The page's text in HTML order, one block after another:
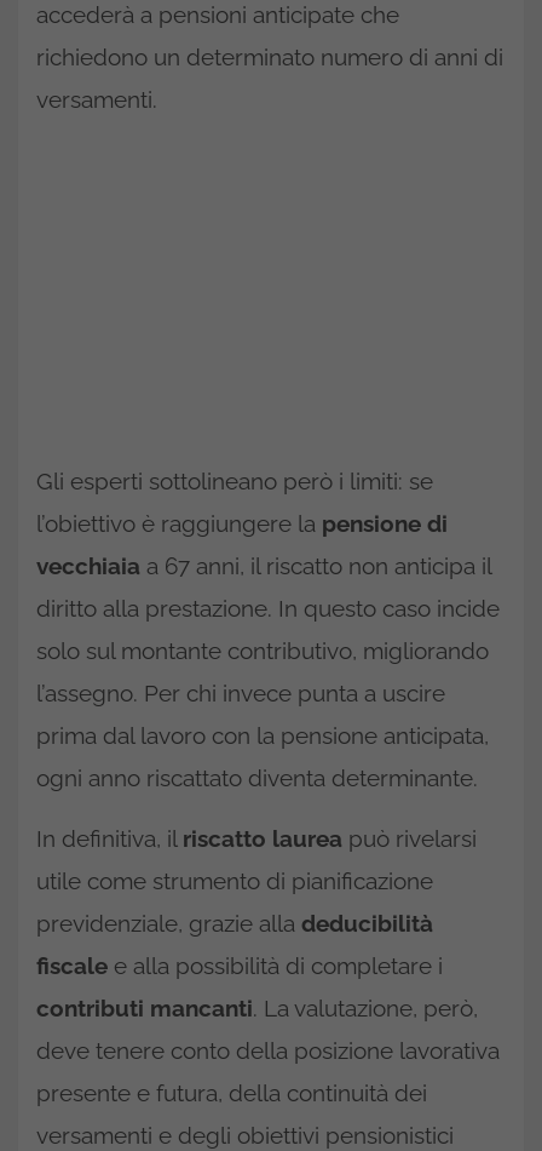
accederà a pensioni anticipate che
richiedono un determinato numero di anni di
versamenti.
Gli esperti sottolineano però i limiti: se
l’obiettivo è raggiungere la pensione di
vecchiaia a 67 anni, il riscatto non anticipa il
diritto alla prestazione. In questo caso incide
solo sul montante contributivo, migliorando
l’assegno. Per chi invece punta a uscire
prima dal lavoro con la pensione anticipata,
ogni anno riscattato diventa determinante.
In definitiva, il riscatto laurea può rivelarsi
utile come strumento di pianificazione
previdenziale, grazie alla deducibilità
fiscale e alla possibilità di completare i
contributi mancanti. La valutazione, però,
deve tenere conto della posizione lavorativa
presente e futura, della continuità dei
versamenti e degli obiettivi pensionistici